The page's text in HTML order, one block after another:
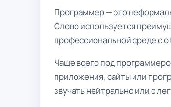
Программер — это
Слово используется
профессиональной среде с
Чаще всего под
приложения, сайты или
звучать нейтрально или с